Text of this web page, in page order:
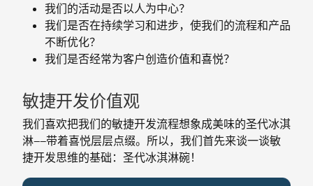
我们的活动是否以人为中心？
我们是否在持续学习和进步，使我们的流程和产品
不断优化？
我们是否经常为客户创造价值和喜悦？
敏捷开发价值观
我们喜欢把我们的敏捷开发流程想象成美味的圣代冰淇
淋——带着喜悦层层点缀。所以，我们首先来谈一谈敏
捷开发思维的基础：圣代冰淇淋碗！